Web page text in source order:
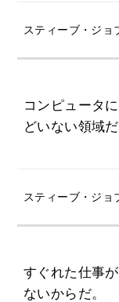
スティーブ・ジョ
コンピュータ
どいない領域
スティーブ・ジョ
すぐれた仕事
ないからだ。